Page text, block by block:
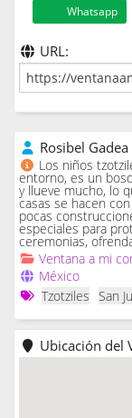
Whatsapp
URL:
Rosibel Gadea
Los niños
entorno, es un
y llueve mucho, lo
casas se hacen
pocas
especiales para
ceremonias,
Ventana a mi
México
Tzotziles
San
Ubicación del